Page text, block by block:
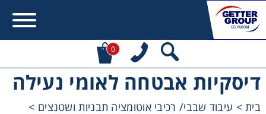
0
דיסקיות אבטחה לאומי נעילה
בית> עיבוד שבבי/ רכיבי אוטומציה תבניות ושטנצים >
Error: Contact form not found.